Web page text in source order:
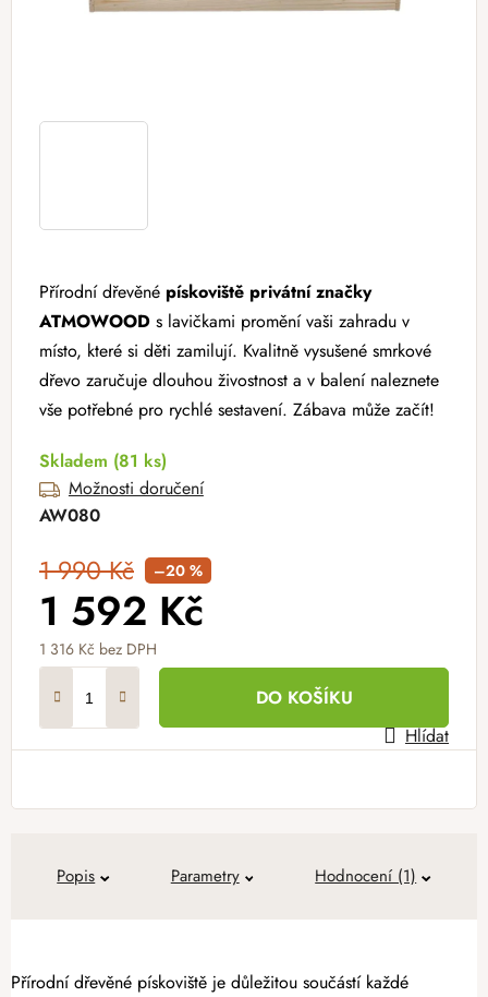
Přírodní dřevěné pískoviště privátní značky
ATMOWOOD s lavičkami promění vaši zahradu v
místo, které si děti zamilují. Kvalitně vysušené smrkové
dřevo zaručuje dlouhou živostnost a v balení naleznete
vše potřebné pro rychlé sestavení. Zábava může začít!
Skladem (81 ks)
Možnosti doručení
AW080
1 990 Kč –20 %
1 592 Kč
1 316 Kč bez DPH
DO KOŠÍKU
Hlídat
Popis Parametry Hodnocení (1)
Přírodní dřevěné pískoviště je důležitou součástí každé